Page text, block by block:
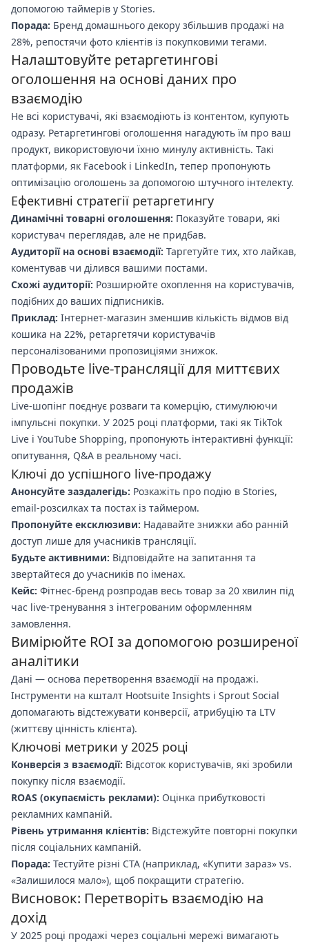
допомогою таймерів у Stories.
Порада: Бренд домашнього декору збільшив продажі на
28%, репостячи фото клієнтів із покупковими тегами.
Налаштовуйте ретаргетингові
оголошення на основі даних про
взаємодію
Не всі користувачі, які взаємодіють із контентом, купують
одразу. Ретаргетингові оголошення нагадують їм про ваш
продукт, використовуючи їхню минулу активність. Такі
платформи, як Facebook і LinkedIn, тепер пропонують
оптимізацію оголошень за допомогою штучного інтелекту.
Ефективні стратегії ретаргетингу
Динамічні товарні оголошення: Показуйте товари, які
користувач переглядав, але не придбав.
Аудиторії на основі взаємодії: Таргетуйте тих, хто лайкав,
коментував чи ділився вашими постами.
Схожі аудиторії: Розширюйте охоплення на користувачів,
подібних до ваших підписників.
Приклад: Інтернет-магазин зменшив кількість відмов від
кошика на 22%, ретаргетячи користувачів
персоналізованими пропозиціями знижок.
Проводьте live-трансляції для миттєвих
продажів
Live-шопінг поєднує розваги та комерцію, стимулюючи
імпульсні покупки. У 2025 році платформи, такі як TikTok
Live і YouTube Shopping, пропонують інтерактивні функції:
опитування, Q&A в реальному часі.
Ключі до успішного live-продажу
Анонсуйте заздалегідь: Розкажіть про подію в Stories,
email-розсилках та постах із таймером.
Пропонуйте ексклюзиви: Надавайте знижки або ранній
доступ лише для учасників трансляції.
Будьте активними: Відповідайте на запитання та
звертайтеся до учасників по іменах.
Кейс: Фітнес-бренд розпродав весь товар за 20 хвилин під
час live-тренування з інтегрованим оформленням
замовлення.
Вимірюйте ROI за допомогою розширеної
аналітики
Дані — основа перетворення взаємодії на продажі.
Інструменти на кшталт Hootsuite Insights і Sprout Social
допомагають відстежувати конверсії, атрибуцію та LTV
(життєву цінність клієнта).
Ключові метрики у 2025 році
Конверсія з взаємодії: Відсоток користувачів, які зробили
покупку після взаємодії.
ROAS (окупаємість реклами): Оцінка прибутковості
рекламних кампаній.
Рівень утримання клієнтів: Відстежуйте повторні покупки
після соціальних кампаній.
Порада: Тестуйте різні CTA (наприклад, «Купити зараз» vs.
«Залишилося мало»), щоб покращити стратегію.
Висновок: Перетворіть взаємодію на
дохід
У 2025 році продажі через соціальні мережі вимагають